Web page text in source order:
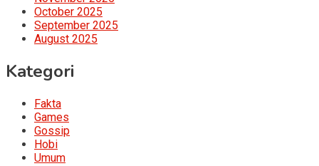
October 2025
September 2025
August 2025
Kategori
Fakta
Games
Gossip
Hobi
Umum